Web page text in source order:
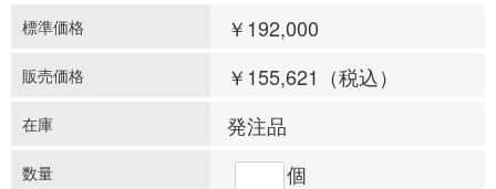
標準価格 ￥192,000
販売価格 ￥155,621 （税込）
在庫 発注品
数量 個